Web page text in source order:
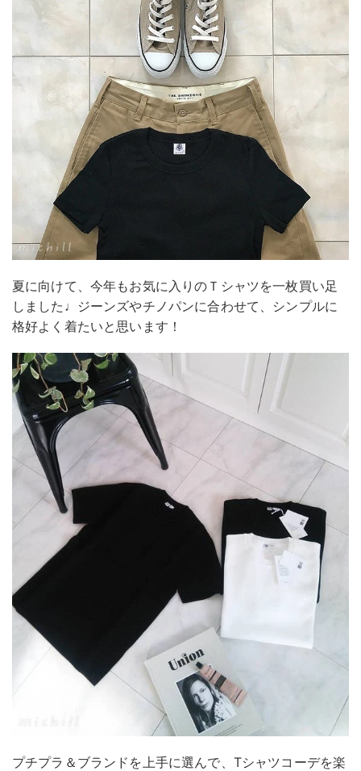
夏に向けて、今年もお気に入りのＴシャツを一枚買い足
しました♩ジーンズやチノパンに合わせて、シンプルに
格好よく着たいと思います！
プチプラ＆ブランドを上手に選んで、Tシャツコーデを楽